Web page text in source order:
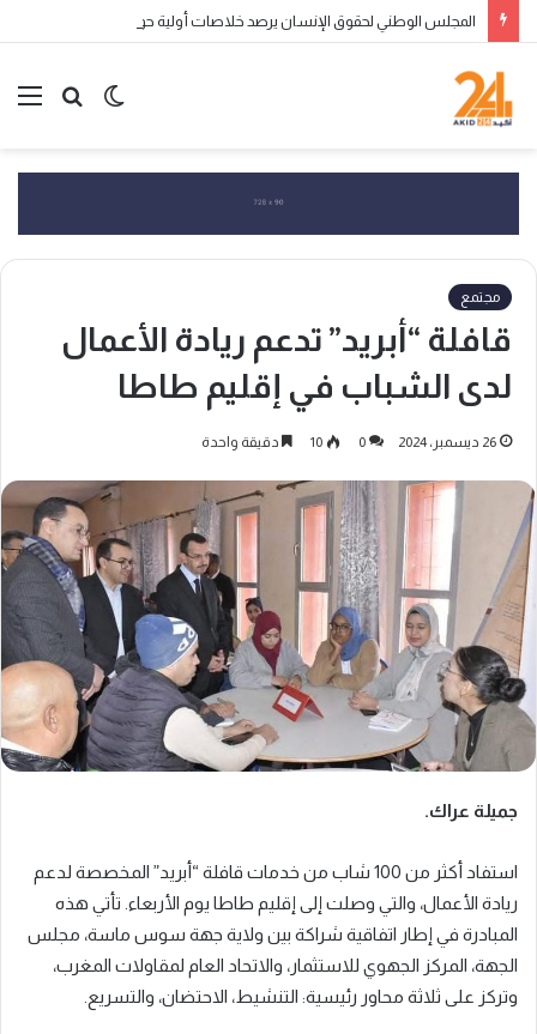
بحث
الوضع
مجتمع
قافلة “أبريد” تدعم ريادة الأعمال
لدى الشباب في إقليم طاطا
26 ديسمبر، 2024 0
10 دقيقة واحدة
جميلة عراك.
استفاد أكثر من 100 شاب من خدمات قافلة “أبريد” المخصصة لدعم
ريادة الأعمال، والتي وصلت إلى إقليم طاطا يوم الأربعاء. تأتي هذه
المبادرة في إطار اتفاقية شراكة بين ولاية جهة سوس ماسة، مجلس
الجهة، المركز الجهوي للاستثمار، والاتحاد العام لمقاولات المغرب،
وتركز على ثلاثة محاور رئيسية: التنشيط، الاحتضان، والتسريع.